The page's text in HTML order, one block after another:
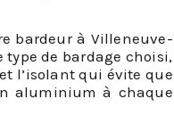
bardeur à Villeneuve-
de bardage choisi,
l’isolant qui évite que
aluminium à chaque